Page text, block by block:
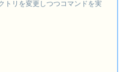
トリを変更しつつコマンドを実